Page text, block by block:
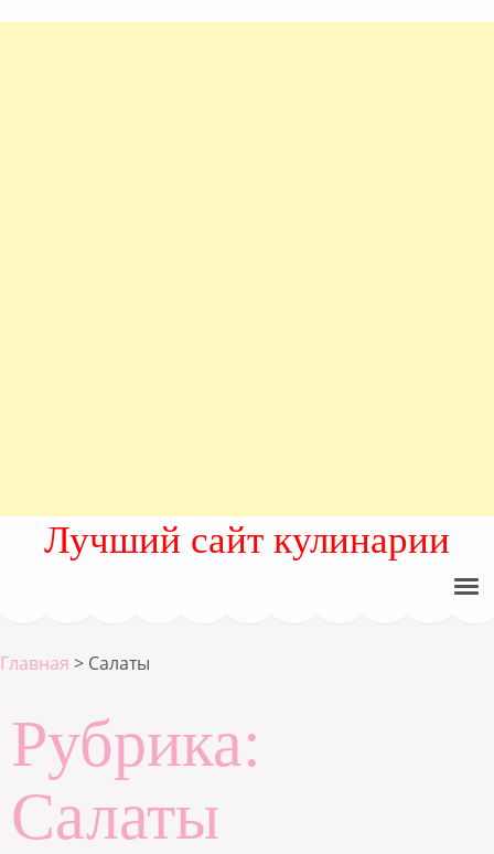
Лучший сайт кулинарии
Главная > Салаты
Рубрика:
Салаты